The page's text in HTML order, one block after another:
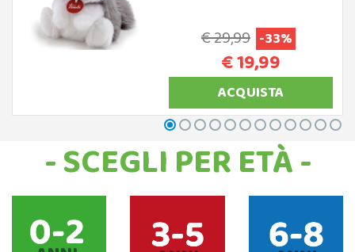
€ 29,99 -33%
€ 19,99
ACQUISTA
- SCEGLI PER ETÀ -